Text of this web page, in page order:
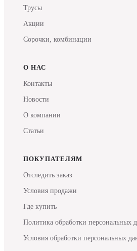
Трусы
Акции
Сорочки, комбинации
О НАС
Контакты
Новости
О компании
Статьи
ПОКУПАТЕЛЯМ
Отследить заказ
Условия продажи
Где купить
Политика обработки персональных
Условия обработки персональных